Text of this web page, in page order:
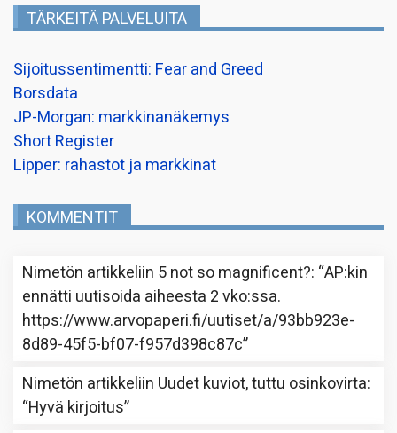
TÄRKEITÄ PALVELUITA
Sijoitussentimentti: Fear and Greed
Borsdata
JP-Morgan: markkinanäkemys
Short Register
Lipper: rahastot ja markkinat
KOMMENTIT
Nimetön artikkeliin 5 not so magnificent?: “AP:kin
ennätti uutisoida aiheesta 2 vko:ssa.
https://www.arvopaperi.fi/uutiset/a/93bb923e-
8d89-45f5-bf07-f957d398c87c”
Nimetön artikkeliin Uudet kuviot, tuttu osinkovirta:
“Hyvä kirjoitus”